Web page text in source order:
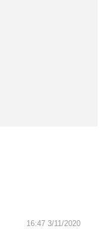
16:47 3/11/2020